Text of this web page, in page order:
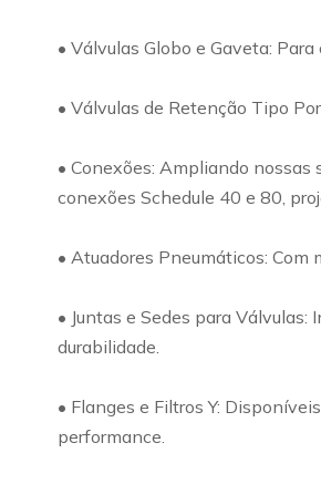
• Válvulas Globo e Gaveta:
• Válvulas de Retenção Tipo
• Conexões: Ampliando nossas
conexões Schedule 40 e 80,
• Atuadores Pneumáticos:
• Juntas e Sedes para
durabilidade.
• Flanges e Filtros Y:
performance.